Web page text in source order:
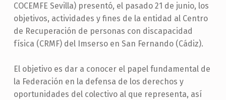
COCEMFE Sevilla) presentó, el pasado 21 de junio, los
objetivos, actividades y fines de la entidad al Centro
de Recuperación de personas con discapacidad
física (CRMF) del Imserso en San Fernando (Cádiz).
El objetivo es dar a conocer el papel fundamental de
la Federación en la defensa de los derechos y
oportunidades del colectivo al que representa, así